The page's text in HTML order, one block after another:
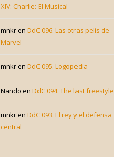
XIV: Charlie: El Musical
mnkren DdC 096. Las otras pelis de
Marvel
mnkren DdC 095. Logopedia
Nando en DdC 094. The last freestyle
mnkren DdC 093. El rey y el defensa
central